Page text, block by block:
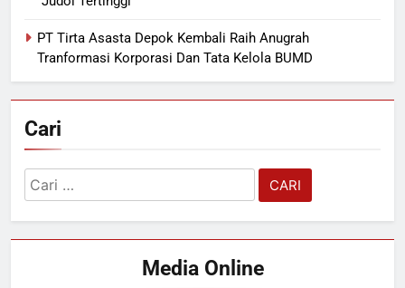
PT Tirta Asasta Depok Kembali Raih Anugrah
Tranformasi Korporasi Dan Tata Kelola BUMD
Cari
Cari
untuk:
Media Online